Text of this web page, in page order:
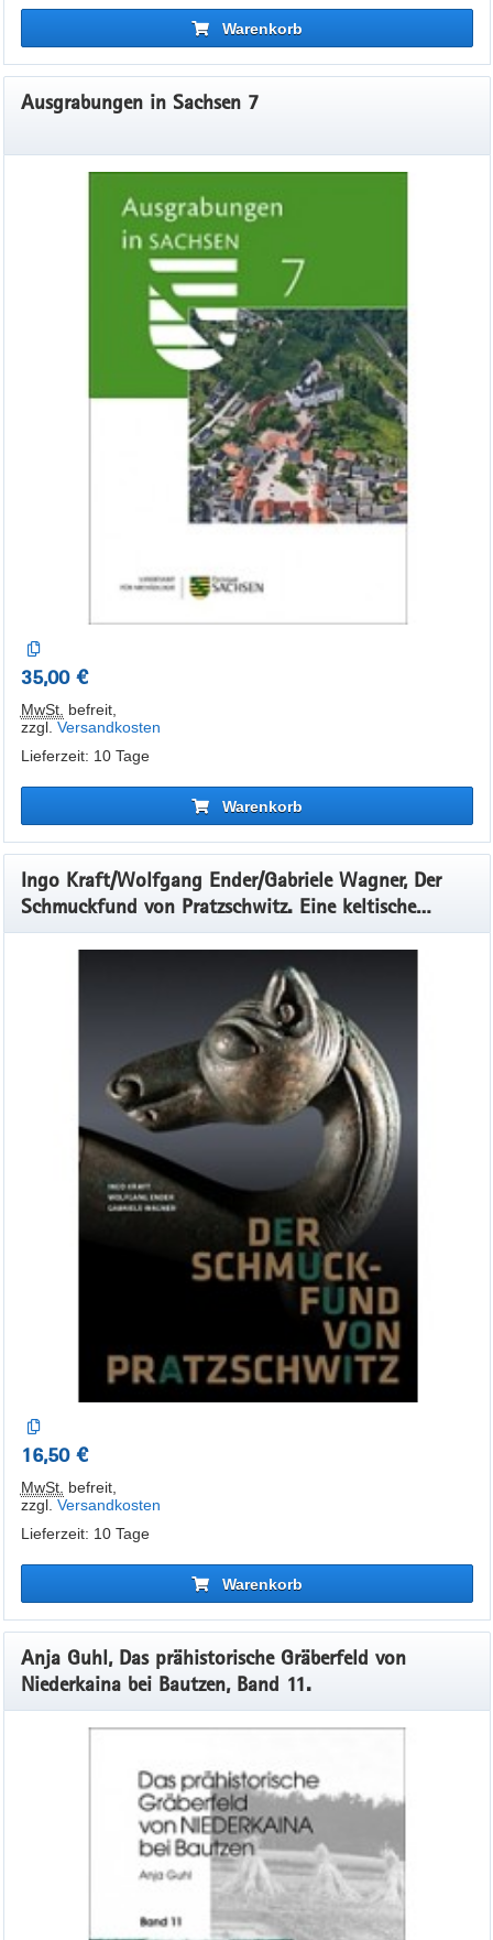
Warenkorb
Ausgrabungen in Sachsen 7
35,00 €
MwSt. befreit,
zzgl. Versandkosten
Lieferzeit: 10 Tage
Warenkorb
Ingo Kraft/Wolfgang Ender/Gabriele Wagner, Der
Schmuckfund von Pratzschwitz. Eine keltische
Prunkausstattung vom Elbübergang bei Pirna in
Sachsen.
16,50 €
MwSt. befreit,
zzgl. Versandkosten
Lieferzeit: 10 Tage
Warenkorb
Anja Guhl, Das prähistorische Gräberfeld von
Niederkaina bei Bautzen, Band 11.